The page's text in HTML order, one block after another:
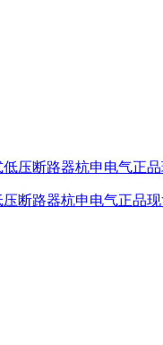
压断路器杭申电气正品